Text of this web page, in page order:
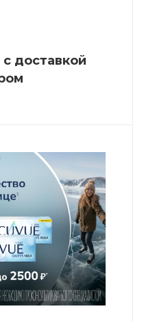
доставкой